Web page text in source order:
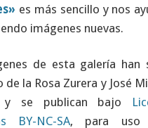
es más sencillo y nos
imágenes nuevas.
de esta galería han
de la Rosa Zurera y José
y se publican bajo
BY-NC-SA, para uso